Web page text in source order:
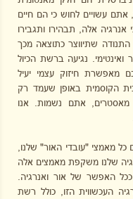
עשויים לחוש כי הם חיים
אלה, תבהירו ותגבירו
שתיווצר כתוצאה מכך
נגיעה ברשת הכיול
מאפשרת חיזוק עצמי יעיל
הקוסמית באופן שעמד רק
אתם נשמות. אנו
כל מאמצי "עובדי האור" שלנו,
שלנו משקפת מאמצים אלה
ככל האפשר של אור ואנרגיה.
העכשווית הזו, כולל רשת